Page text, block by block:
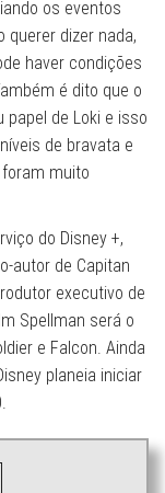
os eventos
querer dizer nada,
haver condições
é dito que o
papel de Loki e isso
de bravata e
muito
do Disney +,
autor de Capitan
executivo de
Spellman será o
e Falcon. Ainda
planeia iniciar